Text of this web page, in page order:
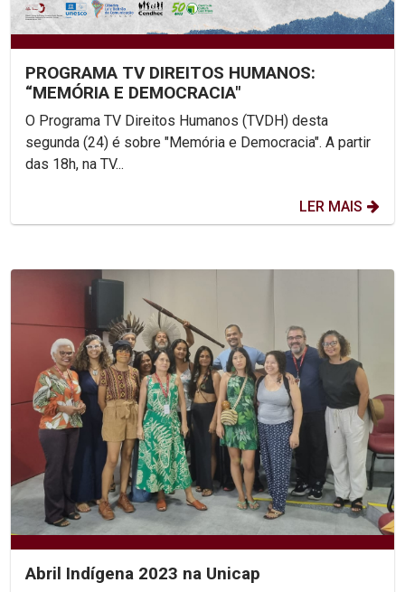
PROGRAMA TV DIREITOS HUMANOS:
“MEMÓRIA E DEMOCRACIA"
O Programa TV Direitos Humanos (TVDH) desta
segunda (24) é sobre "Memória e Democracia". A partir
das 18h, na TV...
LER MAIS
Abril Indígena 2023 na Unicap